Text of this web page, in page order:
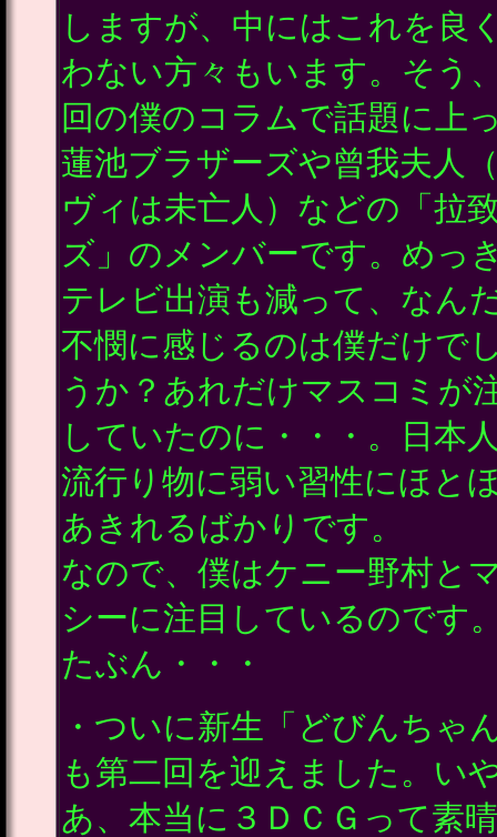
しますが、中にはこれを良
わない方々もいます。そう
回の僕のコラムで話題に上
蓮池ブラザーズや曾我夫人
ヴィは未亡人）などの「拉
ズ」のメンバーです。めっ
テレビ出演も減って、なん
不憫に感じるのは僕だけで
うか？あれだけマスコミが
していたのに・・・。日本
流行り物に弱い習性にほと
あきれるばかりです。
なので、僕はケニー野村と
シーに注目しているのです
たぶん・・・
・ついに新生「どびんちゃ
も第二回を迎えました。い
あ、本当に３ＤＣＧって素